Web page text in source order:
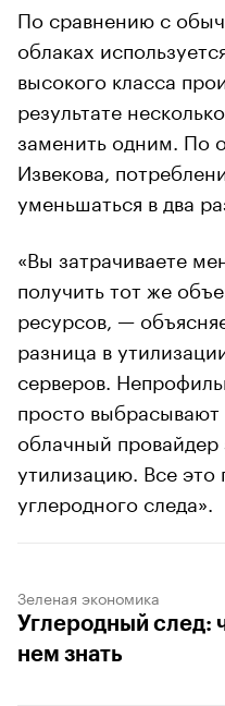
По сравнению с
облаках
высокого класса
результате
заменить одним. По
Извекова,
уменьшаться в два
«Вы затрачиваете
получить тот же
ресурсов, —
разница в
серверов.
просто
облачный провайдер
утилизацию. Все
углеродного следа».
Зеленая экономика
Углеродный след:
нем знать